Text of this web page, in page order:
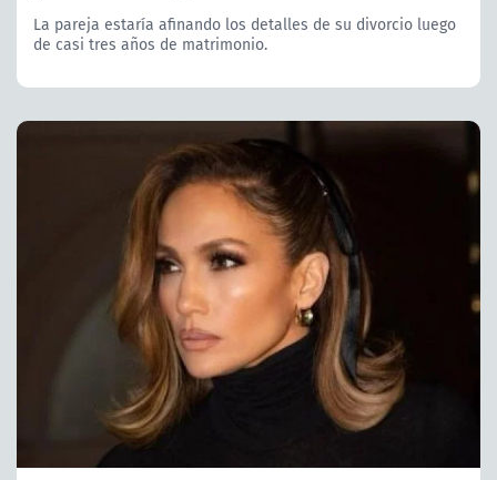
La pareja estaría afinando los detalles de su divorcio luego
de casi tres años de matrimonio.